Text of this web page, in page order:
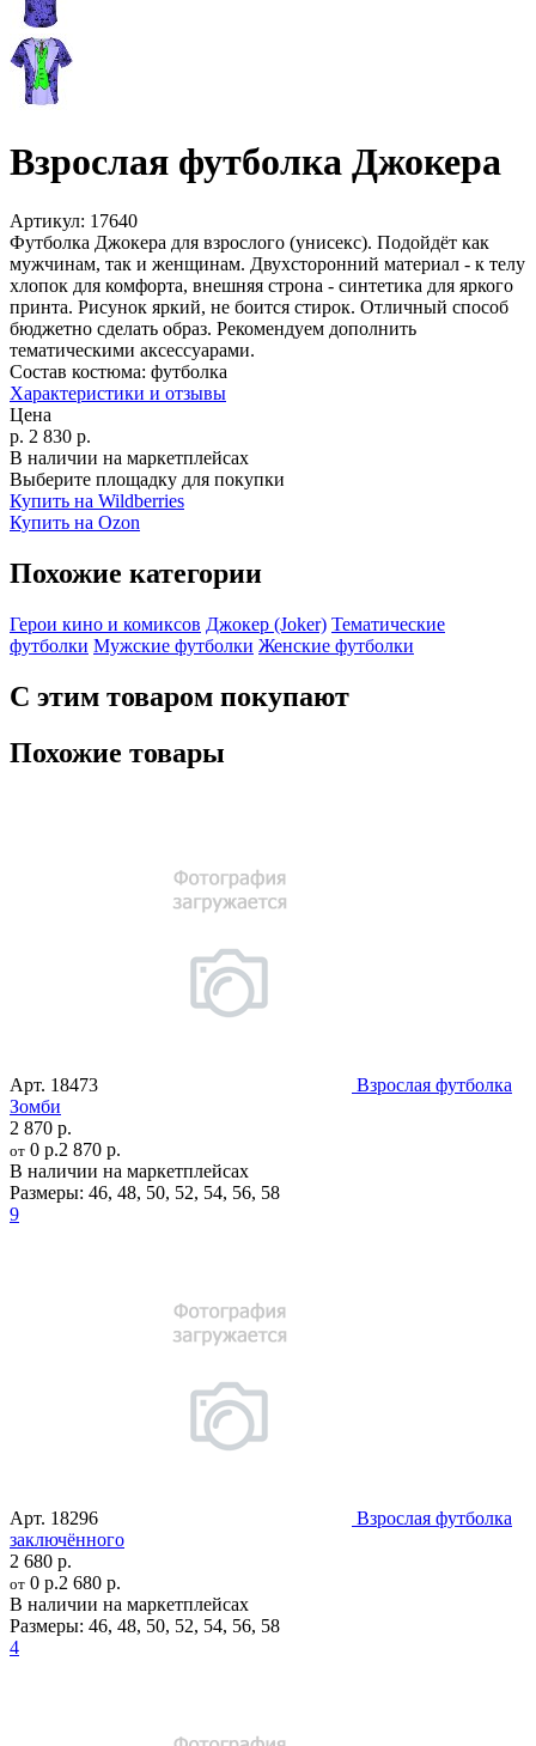
Взрослая футболка Джокера
Артикул: 17640
Футболка Джокера для взрослого (унисекс). Подойдёт как
мужчинам, так и женщинам. Двухсторонний материал - к телу
хлопок для комфорта, внешняя строна - синтетика для яркого
принта. Рисунок яркий, не боится стирок. Отличный способ
бюджетно сделать образ. Рекомендуем дополнить
тематическими аксессуарами.
Состав костюма: футболка
Характеристики и отзывы
Цена
р. 2 830 р.
В наличии на маркетплейсах
Выберите площадку для покупки
Купить на Wildberries
Купить на Ozon
Похожие категории
Герои кино и комиксов Джокер (Joker) Тематические
футболки Мужские футболки Женские футболки
С этим товаром покупают
Похожие товары
Арт. 18473
Взрослая футболка
Зомби
2 870 р.
от 0 р.2 870 р.
В наличии на маркетплейсах
Размеры: 46, 48, 50, 52, 54, 56, 58
9
Арт. 18296
Взрослая футболка
заключённого
2 680 р.
от 0 р.2 680 р.
В наличии на маркетплейсах
Размеры: 46, 48, 50, 52, 54, 56, 58
4